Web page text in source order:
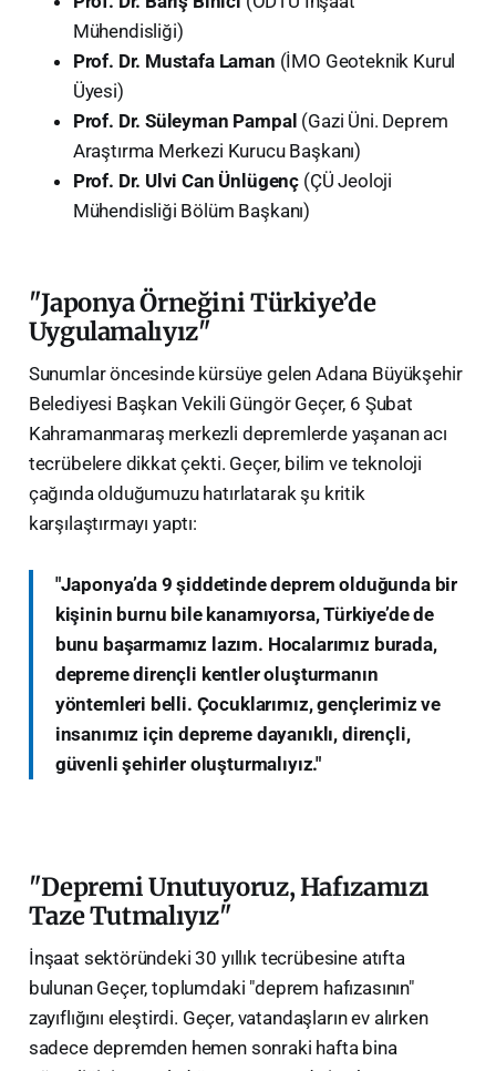
Mühendisliği)
Prof. Dr. Mustafa Laman (İMO Geoteknik Kurul
Üyesi)
Prof. Dr. Süleyman Pampal (Gazi Üni. Deprem
Araştırma Merkezi Kurucu Başkanı)
Prof. Dr. Ulvi Can Ünlügenç (ÇÜ Jeoloji
Mühendisliği Bölüm Başkanı)
​"Japonya Örneğini Türkiye’de
Uygulamalıyız"
​Sunumlar öncesinde kürsüye gelen Adana Büyükşehir
Belediyesi Başkan Vekili Güngör Geçer, 6 Şubat
Kahramanmaraş merkezli depremlerde yaşanan acı
tecrübelere dikkat çekti. Geçer, bilim ve teknoloji
çağında olduğumuzu hatırlatarak şu kritik
karşılaştırmayı yaptı:
"Japonya’da 9 şiddetinde deprem olduğunda bir
kişinin burnu bile kanamıyorsa, Türkiye’de de
bunu başarmamız lazım. Hocalarımız burada,
depreme dirençli kentler oluşturmanın
yöntemleri belli. Çocuklarımız, gençlerimiz ve
insanımız için depreme dayanıklı, dirençli,
güvenli şehirler oluşturmalıyız."
​"Depremi Unutuyoruz, Hafızamızı
Taze Tutmalıyız"
​İnşaat sektöründeki 30 yıllık tecrübesine atıfta
bulunan Geçer, toplumdaki "deprem hafızasının"
zayıflığını eleştirdi. Geçer, vatandaşların ev alırken
sadece depremden hemen sonraki hafta bina